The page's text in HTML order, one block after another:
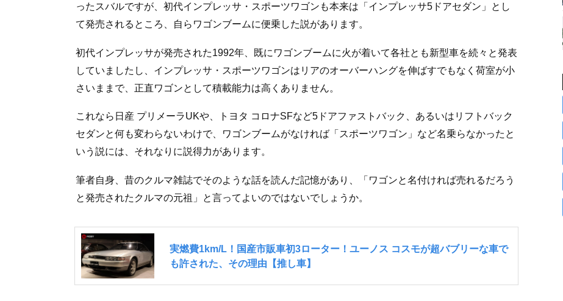
ったスバルですが、初代インプレッサ・スポーツワゴンも本来は「インプレッサ5ドアセダン」とし
て発売されるところ、自らワゴンブームに便乗した説があります。
初代インプレッサが発売された1992年、既にワゴンブームに火が着いて各社とも新型車を続々と発表
していましたし、インプレッサ・スポーツワゴンはリアのオーバーハングを伸ばすでもなく荷室が小
さいままで、正直ワゴンとして積載能力は高くありません。
これなら日産 プリメーラUKや、トヨタ コロナSFなど5ドアファストバック、あるいはリフトバック
セダンと何も変わらないわけで、ワゴンブームがなければ「スポーツワゴン」など名乗らなかったと
いう説には、それなりに説得力があります。
筆者自身、昔のクルマ雑誌でそのような話を読んだ記憶があり、「ワゴンと名付ければ売れるだろう
と発売されたクルマの元祖」と言ってよいのではないでしょうか。